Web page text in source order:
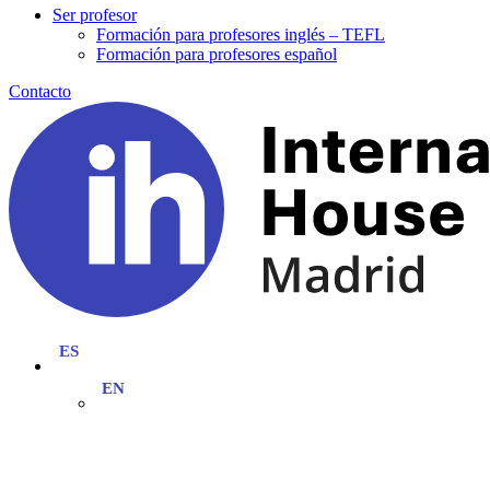
Ser profesor
Formación para profesores inglés – TEFL
Formación para profesores español
Contacto